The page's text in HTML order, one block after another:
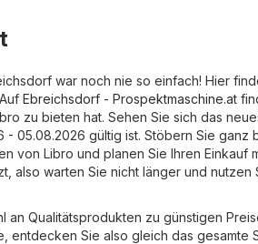
war noch nie so einfach! Hier
Ebreichsdorf - Prospektmaschine.at
zu bieten hat. Sehen Sie sich das
- 05.08.2026 gültig ist. Stöbern Sie ganz
von Libro und planen Sie Ihren Einkauf
also warten Sie nicht länger und nutzen
Qualitätsprodukten zu günstigen
entdecken Sie also gleich das gesamte